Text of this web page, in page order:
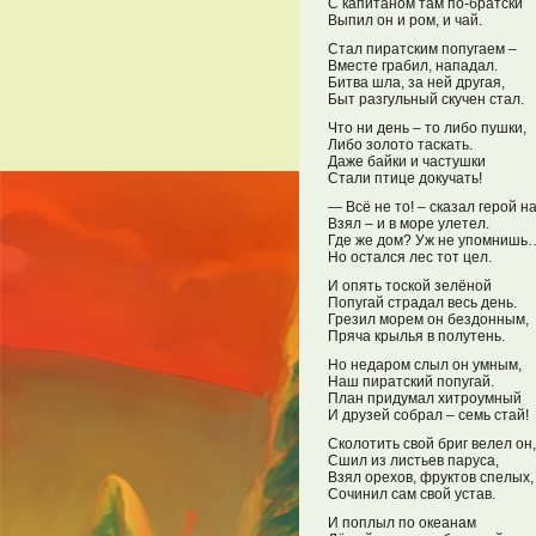
С капитаном там по-братски
Выпил он и ром, и чай.
Стал пиратским попугаем –
Вместе грабил, нападал.
Битва шла, за ней другая,
Быт разгульный скучен стал.
Что ни день – то либо пушки,
Либо золото таскать.
Даже байки и частушки
Стали птице докучать!
— Всё не то! – сказал герой
Взял – и в море улетел.
Где же дом? Уж не
Но остался лес тот цел.
И опять тоской зелёной
Попугай страдал весь день.
Грезил морем он бездонным,
Пряча крылья в полутень.
Но недаром слыл он умным,
Наш пиратский попугай.
План придумал хитроумный
И друзей собрал – семь стай!
Сколотить свой бриг велел он,
Сшил из листьев паруса,
Взял орехов, фруктов спелых,
Сочинил сам свой устав.
И поплыл по океанам